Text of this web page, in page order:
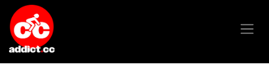
Overslaan naar inhoud